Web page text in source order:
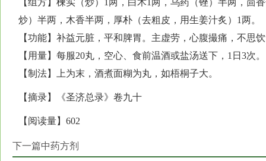
【组方】楝实（炒）1两，白术1两，乌药（锉）半两，茴
炒）半两，木香半两，厚朴（去粗皮，用生姜汁炙）1两。
【功能】补益元脏，平和脾胃。主虚劳，心腹撮痛，不思
【用量】每服20丸，空心、食前温酒或盐汤送下，1日3次。
【制法】上为末，酒煮面糊为丸，如梧桐子大。
【摘录】《圣济总录》卷九十
【阅读量】602
下一篇中药方剂